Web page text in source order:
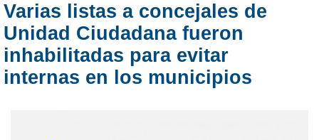
Varias listas a concejales de
Unidad Ciudadana fueron
inhabilitadas para evitar
internas en los municipios